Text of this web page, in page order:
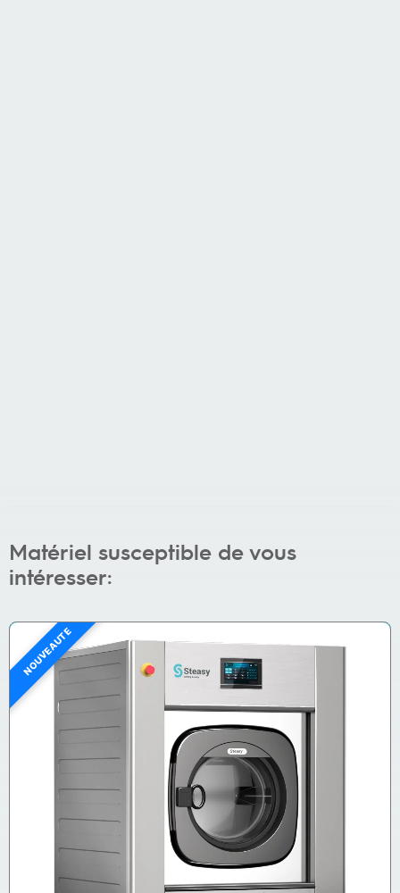
Matériel susceptible de vous
intéresser:
NOUVEAUTÉ